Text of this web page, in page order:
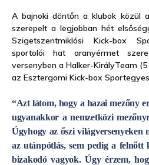
A bajnoki döntőn a klubok közül
szerepelt a legjobban hét
Szigetszentmiklósi Kick-box
sportolói hat aranyérmet
versenyben a Halker-KirályTeam
az Esztergomi Kick-box
“Azt látom, hogy a hazai mezőny
ugyanakkor a nemzetközi
Úgyhogy az őszi világversenyeken
az utánpótlás, sem pedig a felnőtt
bizakodó vagyok. Úgy érzem,